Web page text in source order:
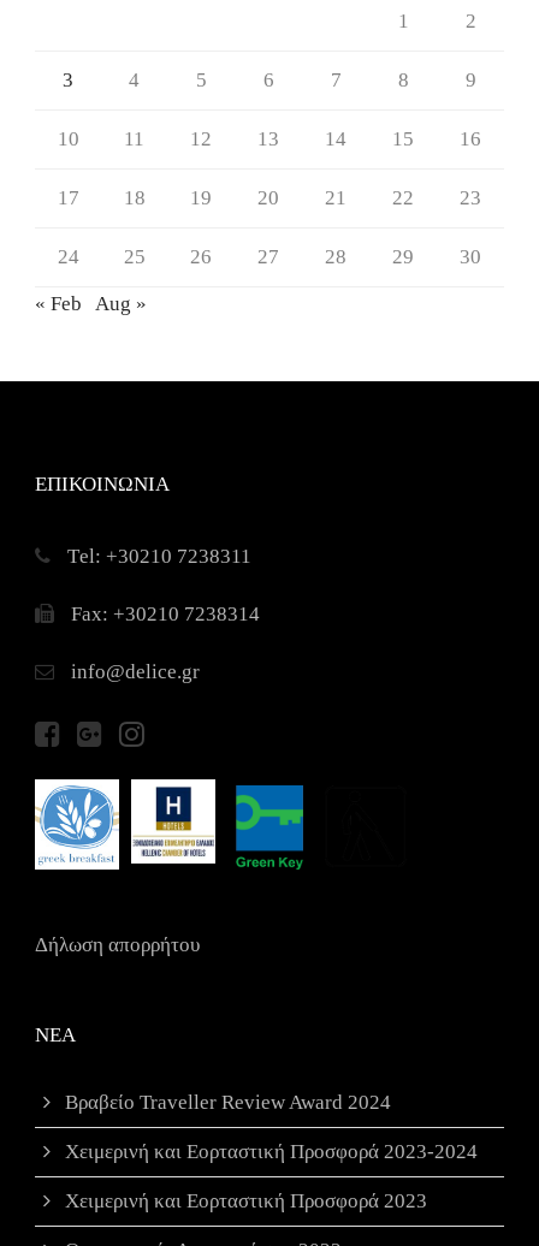
1 2
3 4 5 6 7 8 9
10 11 12 13 14 15 16
17 18 19 20 21 22 23
24 25 26 27 28 29 30
« Feb Aug »
ΕΠΙΚΟΙΝΩΝΙΑ
Τel: +30210 7238311
Fax: +30210 7238314
info@delice.gr
Δήλωση απορρήτου
ΝΕΑ
Βραβείο Traveller Review Award 2024
Χειμερινή και Εορταστική Προσφορά 2023-2024
Χειμερινή και Εορταστική Προσφορά 2023